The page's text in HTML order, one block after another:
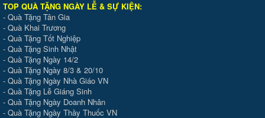
TOP QUÀ TẶNG NGÀY LỄ & SỰ KIỆN:
- Quà Tặng Tân Gia
- Quà Khai Trương
- Quà Tặng Tốt Nghiệp
- Quà Tặng Sinh Nhật
- Quà Tặng Ngày 14/2
- Quà Tặng Ngày 8/3 & 20/10
- Quà Tặng Ngày Nhà Giáo VN
- Quà Tặng Lễ Giáng Sinh
- Quà Tặng Ngày Doanh Nhân
- Quà Tặng Ngày Thầy Thuốc VN